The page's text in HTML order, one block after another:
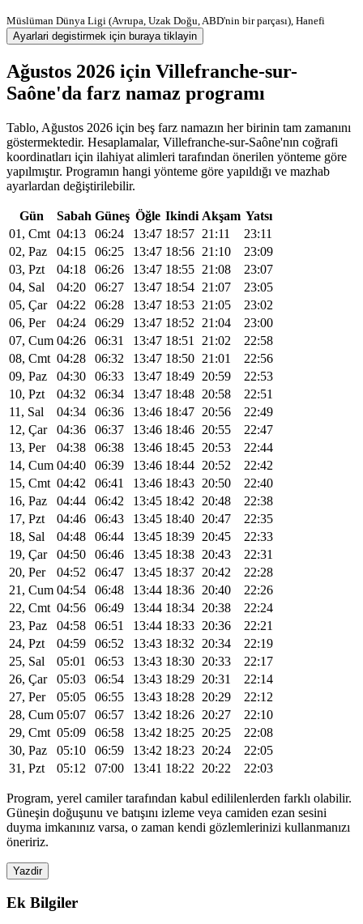
Müslüman Dünya Ligi (Avrupa, Uzak Doğu, ABD'nin bir parçası), Hanefi
Ayarlari degistirmek için buraya tiklayin
Ağustos 2026 için Villefranche-sur-
Saône'da farz namaz programı
Tablo, Ağustos 2026 için beş farz namazın her birinin tam zamanını
göstermektedir. Hesaplamalar, Villefranche-sur-Saône'nın coğrafi
koordinatları için ilahiyat alimleri tarafından önerilen yönteme göre
yapılmıştır. Programın hangi yönteme göre yapıldığı ve mazhab
ayarlardan değiştirilebilir.
Gün Sabah Güneş Öğle Ikindi Akşam Yatsı
01, Cmt 04:13 06:24 13:47 18:57 21:11
23:11
02, Paz
04:15 06:25 13:47 18:56 21:10
23:09
03, Pzt
04:18 06:26 13:47 18:55 21:08
23:07
04, Sal
04:20 06:27 13:47 18:54 21:07
23:05
05, Çar
04:22 06:28 13:47 18:53 21:05
23:02
06, Per
04:24 06:29 13:47 18:52 21:04
23:00
07, Cum 04:26 06:31 13:47 18:51 21:02
22:58
08, Cmt 04:28 06:32 13:47 18:50 21:01
22:56
09, Paz
04:30 06:33 13:47 18:49 20:59
22:53
10, Pzt
04:32 06:34 13:47 18:48 20:58
22:51
11, Sal
04:34 06:36 13:46 18:47 20:56
22:49
12, Çar
04:36 06:37 13:46 18:46 20:55
22:47
13, Per
04:38 06:38 13:46 18:45 20:53
22:44
14, Cum 04:40 06:39 13:46 18:44 20:52
22:42
15, Cmt 04:42 06:41 13:46 18:43 20:50
22:40
16, Paz
04:44 06:42 13:45 18:42 20:48
22:38
17, Pzt
04:46 06:43 13:45 18:40 20:47
22:35
18, Sal
04:48 06:44 13:45 18:39 20:45
22:33
19, Çar
04:50 06:46 13:45 18:38 20:43
22:31
20, Per
04:52 06:47 13:45 18:37 20:42
22:28
21, Cum 04:54 06:48 13:44 18:36 20:40
22:26
22, Cmt 04:56 06:49 13:44 18:34 20:38
22:24
23, Paz
04:58 06:51 13:44 18:33 20:36
22:21
24, Pzt
04:59 06:52 13:43 18:32 20:34
22:19
25, Sal
05:01 06:53 13:43 18:30 20:33
22:17
26, Çar
05:03 06:54 13:43 18:29 20:31
22:14
27, Per
05:05 06:55 13:43 18:28 20:29
22:12
28, Cum 05:07 06:57 13:42 18:26 20:27
22:10
29, Cmt 05:09 06:58 13:42 18:25 20:25
22:08
30, Paz
05:10 06:59 13:42 18:23 20:24
22:05
31, Pzt
05:12 07:00 13:41 18:22 20:22 22:03
Program, yerel camiler tarafından kabul edililenlerden farklı olabilir.
Güneşin doğuşunu ve batışını izleme veya camiden ezan sesini
duyma imkanınız varsa, o zaman kendi gözlemlerinizi kullanmanızı
öneririz.
Yazdir
Ek Bilgiler